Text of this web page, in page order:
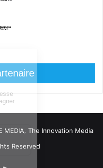
MEDIA, The Innovation Media
Reserved